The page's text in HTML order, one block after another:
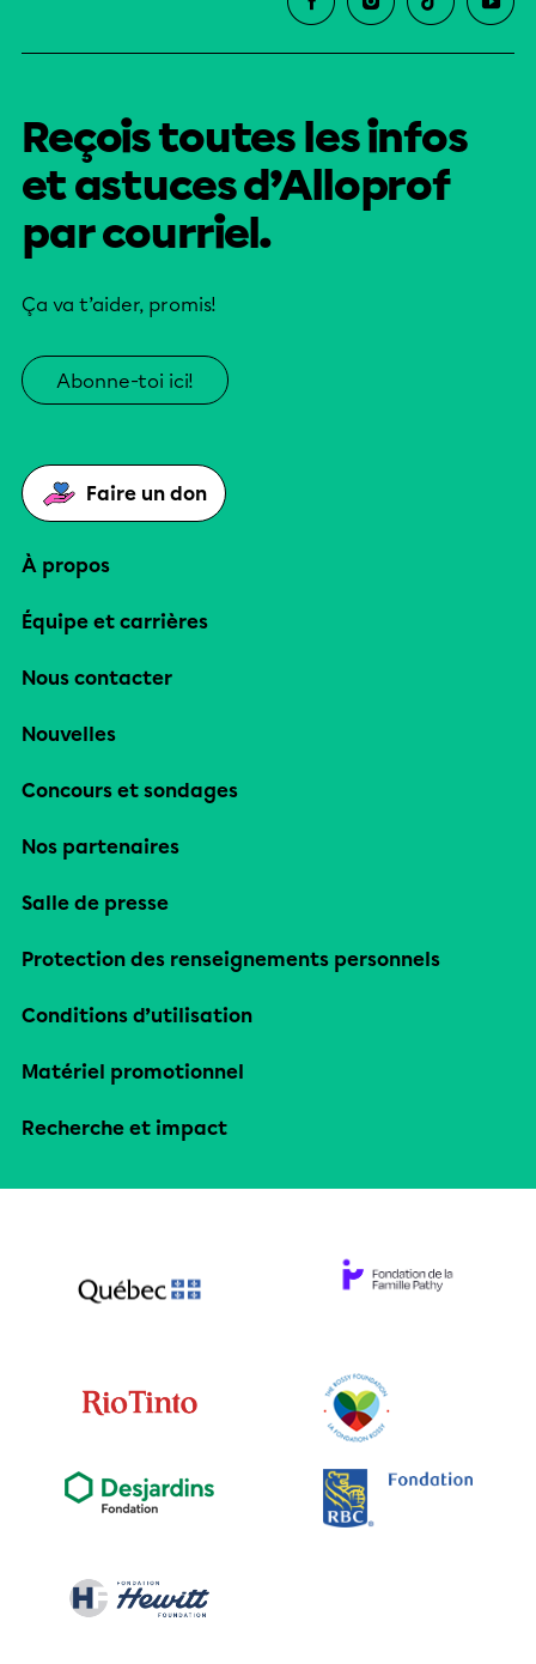
Reçois toutes les infos
et astuces d’Alloprof
par courriel.
Ça va t’aider, promis!
Abonne-toi ici!
Faire un don
À propos
Équipe et carrières
Nous contacter
Nouvelles
Concours et sondages
Nos partenaires
Salle de presse
Protection des renseignements personnels
Conditions d’utilisation
Matériel promotionnel
Recherche et impact